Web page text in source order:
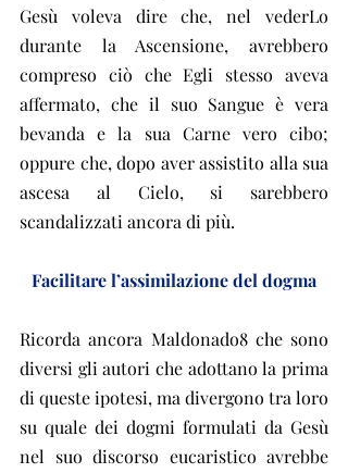
Gesù voleva dire che, nel vederLo
durante la Ascensione, avrebbero
compreso ciò che Egli stesso aveva
affermato, che il suo Sangue è vera
bevanda e la sua Carne vero cibo;
oppure che, dopo aver assistito alla sua
ascesa al Cielo, si sarebbero
scandalizzati ancora di più.
Facilitare l’assimilazione del dogma
Ricorda ancora Maldonado8 che sono
diversi gli autori che adottano la prima
di queste ipotesi, ma divergono tra loro
su quale dei dogmi formulati da Gesù
nel suo discorso eucaristico avrebbe